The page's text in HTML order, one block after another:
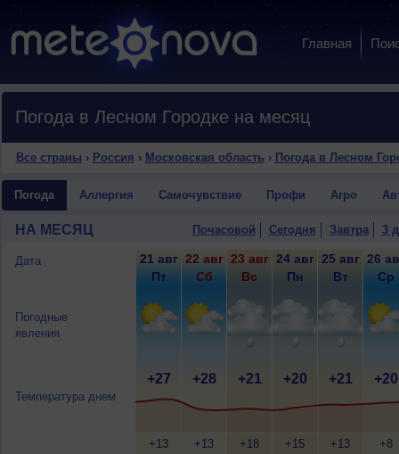
Главная
Погода в Лесном Городке на месяц
Все страны › Россия › Московская область › Погода в Лесном
Погода Аллергия Самочувствие Профи Агро
НА МЕСЯЦ Почасовой Сегодня Завтра 3
Дата
Погодные
явления
Температура днем
21 авг
Пт
+27
+13
22 авг
Сб
+28
+13
23 авг
Вс
+21
+18
24 авг
Пн
+20
+15
25 авг
Вт
+21
+13
26
Ср
+20
+8